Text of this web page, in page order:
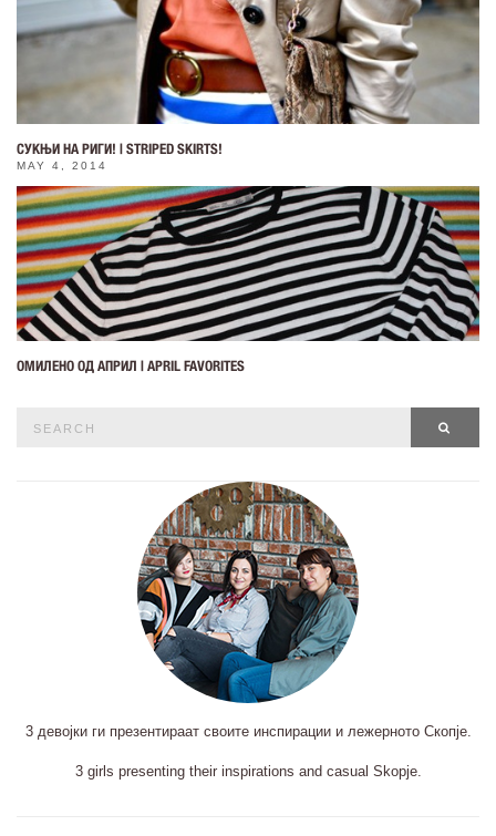
СУКЊИ НА РИГИ! | STRIPED SKIRTS!
MAY 4, 2014
ОМИЛЕНО ОД АПРИЛ | APRIL FAVORITES
3 девојки ги презентираат своите инспирации и лежерното Скопје.
3 girls presenting their inspirations and casual Skopje.